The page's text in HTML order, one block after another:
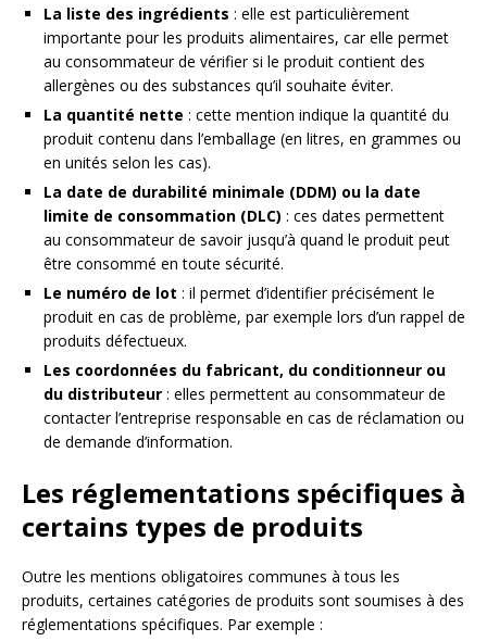
La liste des ingrédients : elle est particulièrement
importante pour les produits alimentaires, car elle permet
au consommateur de vérifier si le produit contient des
allergènes ou des substances qu’il souhaite éviter.
La quantité nette : cette mention indique la quantité du
produit contenu dans l’emballage (en litres, en grammes ou
en unités selon les cas).
La date de durabilité minimale (DDM) ou la date
limite de consommation (DLC) : ces dates permettent
au consommateur de savoir jusqu’à quand le produit peut
être consommé en toute sécurité.
Le numéro de lot : il permet d’identifier précisément le
produit en cas de problème, par exemple lors d’un rappel de
produits défectueux.
Les coordonnées du fabricant, du conditionneur ou
du distributeur : elles permettent au consommateur de
contacter l’entreprise responsable en cas de réclamation ou
de demande d’information.
Les réglementations spécifiques à
certains types de produits
Outre les mentions obligatoires communes à tous les
produits, certaines catégories de produits sont soumises à des
réglementations spécifiques. Par exemple :